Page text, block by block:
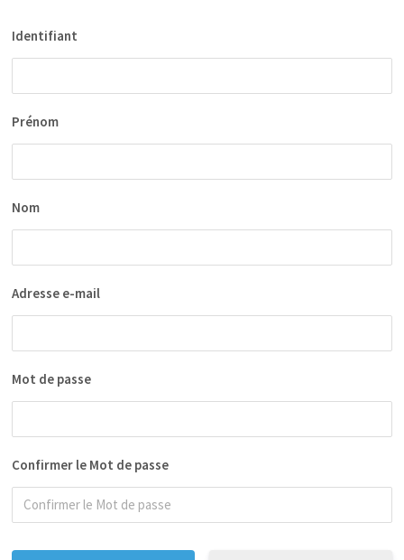
Identifiant
Prénom
Nom
Adresse e-mail
Mot de passe
Confirmer le Mot de passe